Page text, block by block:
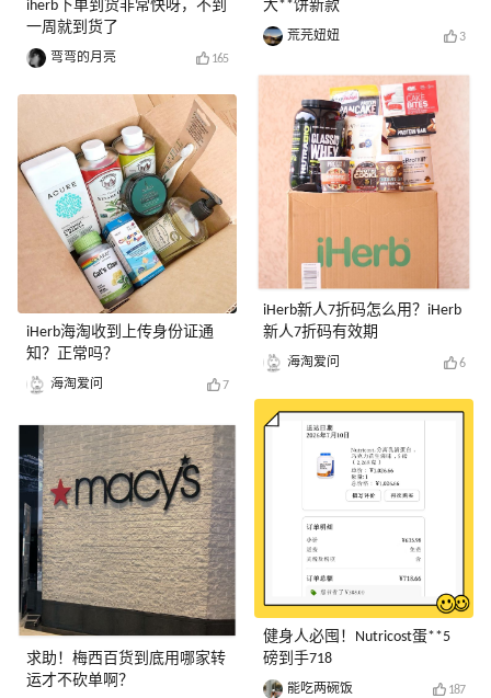
iherb下单到货非常快呀，不到
一周就到货了
弯弯的月亮 165
iHerb海淘收到上传身份证通
知？正常吗？
海淘爱问 7
求助！梅西百货到底用哪家转
运才不砍单啊？
大**饼新款
荒芫妞妞 3
iHerb新人7折码怎么用？iHerb
新人7折码有效期
海淘爱问 6
健身人必囤！Nutricost蛋**5
磅到手718
能吃两碗饭 187